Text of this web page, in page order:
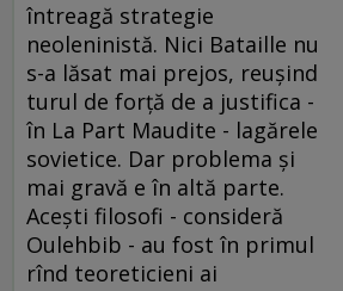
întreagă strategie
neoleninistă. Nici Bataille nu
s-a lăsat mai prejos, reuşind
turul de forţă de a justifica -
în La Part Maudite - lagărele
sovietice. Dar problema şi
mai gravă e în altă parte.
Aceşti filosofi - consideră
Oulehbib - au fost în primul
rînd teoreticieni ai